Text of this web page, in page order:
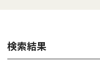
検索結果